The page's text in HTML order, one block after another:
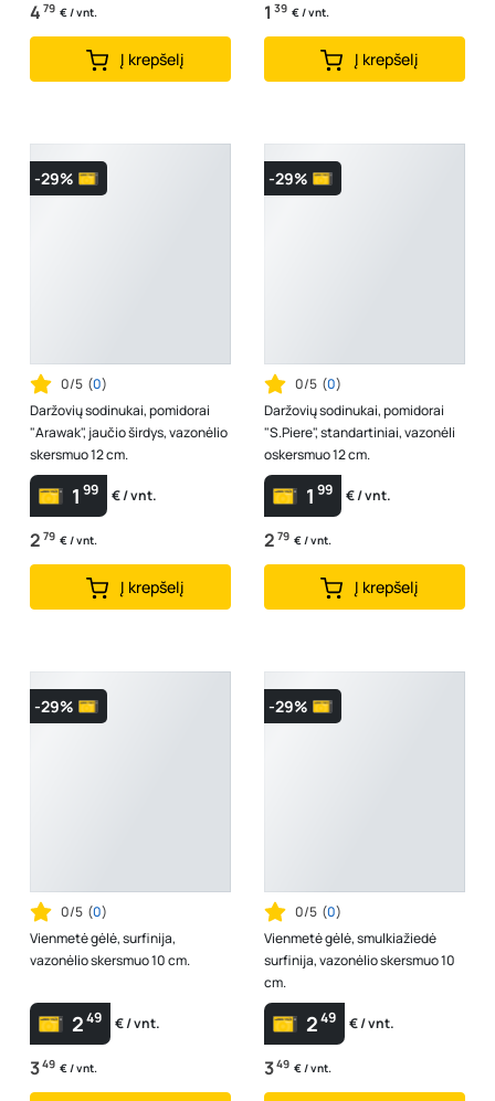
4 79 € / vnt.
Į krepšelį
1 39 € / vnt.
Į krepšelį
-29%
0/5 (0)
Daržovių sodinukai, pomidorai
"Arawak", jaučio širdys, vazonėlio
skersmuo 12 cm.
1 99 € / vnt.
2 79 € / vnt.
Į krepšelį
-29%
0/5 (0)
Daržovių sodinukai, pomidorai
"S.Piere", standartiniai, vazonėli
oskersmuo 12 cm.
1 99 € / vnt.
2 79 € / vnt.
Į krepšelį
-29%
0/5 (0)
Vienmetė gėlė, surfinija,
vazonėlio skersmuo 10 cm.
249 € / vnt.
349 € / vnt.
-29%
0/5 (0)
Vienmetė gėlė, smulkiažiedė
surfinija, vazonėlio skersmuo 10
cm.
249 € / vnt.
349 € / vnt.